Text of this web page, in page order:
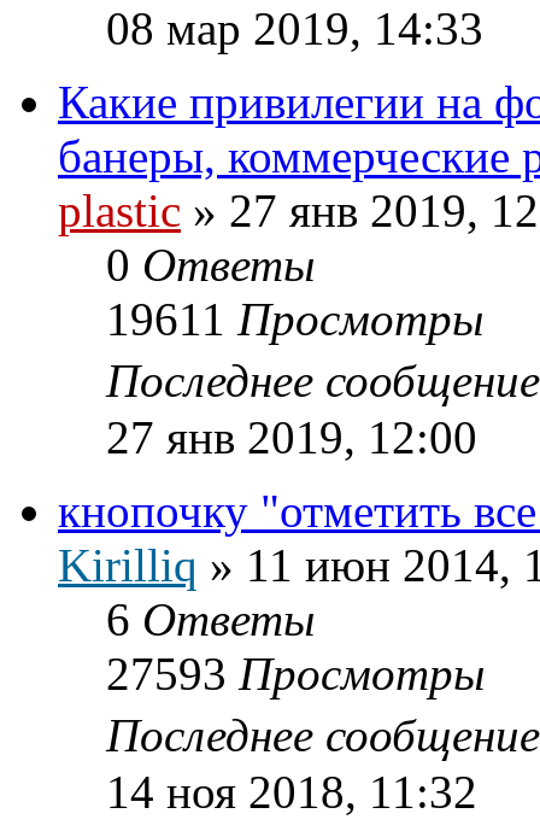
08 мар 2019, 14:33
Какие привилегии на
банеры, коммерческие
plastic » 27 янв 2019,
0 Ответы
19611 Просмотры
Последнее
27 янв 2019, 12:00
кнопочку "отметить
Kirilliq » 11 июн 2014,
6 Ответы
27593 Просмотры
Последнее
14 ноя 2018, 11:32